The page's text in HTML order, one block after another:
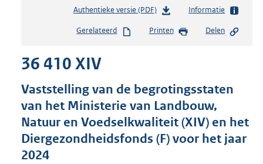
Authentieke versie (PDF)b
s
s
g
r
o
o
Informatie
Gerelateerd Printen Delen
36 410 XIV
Vaststelling van de begrotingsstaten
van het Ministerie van Landbouw,
Natuur en Voedselkwaliteit (XIV) en het
Diergezondheidsfonds (F) voor het jaar
2024